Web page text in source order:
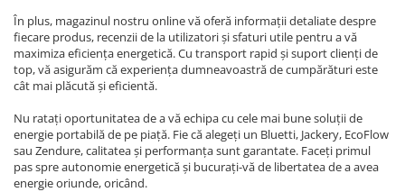
În plus, magazinul nostru online vă oferă informații detaliate despre
fiecare produs, recenzii de la utilizatori și sfaturi utile pentru a vă
maximiza eficiența energetică. Cu transport rapid și suport clienți de
top, vă asigurăm că experiența dumneavoastră de cumpărături este
cât mai plăcută și eficientă.
Nu ratați oportunitatea de a vă echipa cu cele mai bune soluții de
energie portabilă de pe piață. Fie că alegeți un Bluetti, Jackery, EcoFlow
sau Zendure, calitatea și performanța sunt garantate. Faceți primul
pas spre autonomie energetică și bucurați-vă de libertatea de a avea
energie oriunde, oricând.